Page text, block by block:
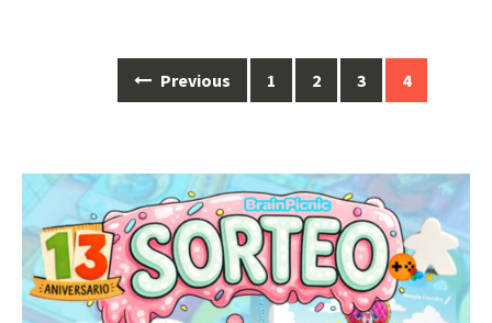
navigation
Previous 1 2 3 4